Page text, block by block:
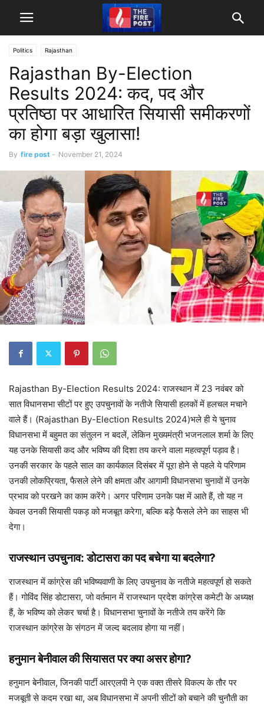
Politics Rajasthan
Rajasthan By-Election
Results 2024: कद, पद और
प्रतिष्ठा पर आधारित सियासी समीकरणों
का होगा बड़ा खुलासा!
By fire post - November 21, 2024
Rajasthan By-Election Results 2024: राजस्थान में 23 नवंबर को
सात विधानसभा सीटों पर हुए उपचुनावों के नतीजे सियासी हलकों में हलचल मचाने
वाले हैं। (Rajasthan By-Election Results 2024)भले ही ये चुनाव
विधानसभा में बहुमत का संतुलन न बदलें, लेकिन मुख्यमंत्री भजनलाल शर्मा के लिए
यह उनके सियासी कद और भविष्य की दिशा तय करने वाला महत्वपूर्ण पड़ाव है।
उनकी सरकार के पहले साल का कार्यकाल दिसंबर में पूरा होने से पहले ये परिणाम
उनकी लोकप्रियता, फैसले लेने की क्षमता और आगामी विधानसभा चुनावों में उनके
प्रभाव को परखने का काम करेंगे। अगर परिणाम उनके पक्ष में आते हैं, तो यह न
केवल उनकी सियासी पकड़ को मजबूत करेगा, बल्कि बड़े फैसले लेने का साहस भी
देगा।
राजस्थान उपचुनाव: डोटासरा का पद बचेगा या बदलेगा?
राजस्थान में कांग्रेस की भविष्यवाणी के लिए उपचुनाव के नतीजे महत्वपूर्ण हो सकते
हैं। गोविंद सिंह डोटासरा, जो वर्तमान में राजस्थान प्रदेश कांग्रेस कमेटी के अध्यक्ष
हैं, के भविष्य को लेकर चर्चा है। विधानसभा चुनावों के नतीजे तय करेंगे कि
राजस्थान कांग्रेस के संगठन में जल्द बदलाव होगा या नहीं।
हनुमान बेनीवाल की सियासत पर क्या असर होगा?
हनुमान बेनीवाल, जिनकी पार्टी आरएलपी ने एक वक्त तीसरे विकल्प के तौर पर
मजबूती से कदम रखा था, अब विधानसभा में अपनी सीटों को बचाने की चुनौती का